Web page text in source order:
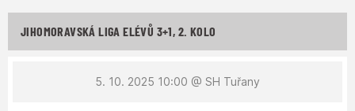
JIHOMORAVSKÁ LIGA ELÉVŮ 3+1, 2. KOLO
5. 10. 2025 10:00 @ SH Tuřany